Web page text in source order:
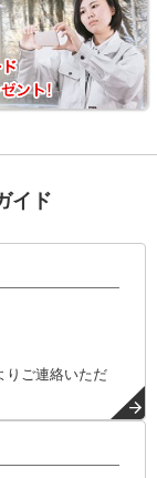
イド
りご連絡いただ